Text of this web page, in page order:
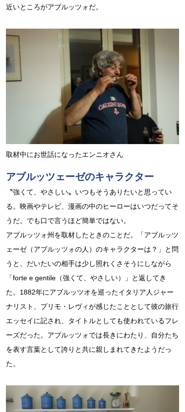
近いところがアブルッツォだ。
取材中にお世話になったエンニオさん
アブルッツェーゼのキャラクター
〝強くて、やさしい〟いつもそうありたいと思ってい
る。映画やテレビ、漫画の中のヒーローはいつだってそ
うだ。でも口で言うほど簡単ではない。
アブルッツォ州を取材したときのことだ。「アブルッツ
ェーゼ（アブルッツォの人）のキャラクターは？」と問
うと、だいたいの相手は少し照れくさそうにしながら
「forte e gentile（強くて、やさしい）」と返してき
た。1882年にアブルッツオを巡ったイタリア人ジャー
ナリスト、プリモ・レヴィが感じたこととして彼の旅行
エッセイに記され、タイトルとしても使われているフレ
ーズだった。アブルッツォでは長きにわたり、自分たち
を表す言葉として誇りと共に親しまれてきたようだっ
た。